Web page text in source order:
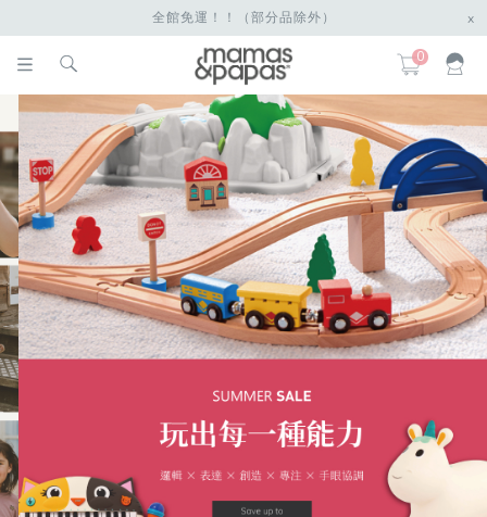
全館免運！！（部分品除外） x
0